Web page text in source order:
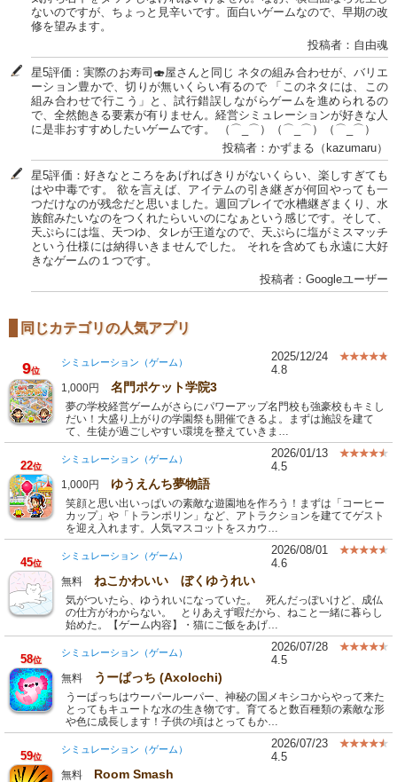
ないのですが、ちょっと見辛いです。面白いゲームなので、早期の改
修を望みます。
投稿者：自由魂
星5評価：実際のお寿司🍣屋さんと同じ ネタの組み合わせが、バリエ
ーション豊かで、切りが無いくらい有るので 「このネタには、この
組み合わせで行こう」と、試行錯誤しながらゲームを進められるの
で、全然飽きる要素が有りません。経営シミュレーションが好きな人
に是非おすすめしたいゲームです。 （⌒_⌒）（⌒_⌒）（⌒_⌒）
投稿者：かずまる（kazumaru）
星5評価：好きなところをあげればきりがないくらい、楽しすぎても
はや中毒です。 欲を言えば、アイテムの引き継ぎが何回やっても一
つだけなのが残念だと思いました。週回プレイで水槽継ぎまくり、水
族館みたいなのをつくれたらいいのになぁという感じです。そして、
天ぷらには塩、天つゆ、タレが王道なので、天ぷらに塩がミスマッチ
という仕様には納得いきませんでした。 それを含めても永遠に大好
きなゲームの１つです。
投稿者：Googleユーザー
同じカテゴリの人気アプリ
9位
シミュレーション（ゲーム）
2025/12/24
4.8
1,000円 名門ポケット学院3
夢の学校経営ゲームがさらにパワーアップ名門校も強豪校もキミし
だい！大盛り上がりの学園祭も開催できるよ。まずは施設を建て
て、生徒が過ごしやすい環境を整えていきま…
22位
シミュレーション（ゲーム）
2026/01/13
4.5
1,000円 ゆうえんち夢物語
笑顔と思い出いっぱいの素敵な遊園地を作ろう！まずは「コーヒー
カップ」や「トランポリン」など、アトラクションを建ててゲスト
を迎え入れます。人気マスコットをスカウ…
45位
シミュレーション（ゲーム）
2026/08/01
4.6
無料 ねこかわいい ぼくゆうれい
気がついたら、ゆうれいになっていた。 死んだっぽいけど、成仏
の仕方がわからない。 とりあえず暇だから、ねこと一緒に暮らし
始めた。【ゲーム内容】・猫にご飯をあげ…
58位
シミュレーション（ゲーム）
2026/07/28
4.5
無料 うーぱっち (Axolochi)
うーぱっちはウーパールーパー、神秘の国メキシコからやって来た
とってもキュートな水の生き物です。育てると数百種類の素敵な形
や色に成長します！子供の頃はとってもか…
59位
シミュレーション（ゲーム）
2026/07/23
4.5
無料 Room Smash